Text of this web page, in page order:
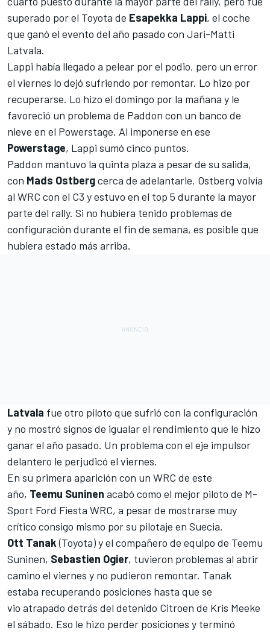
superado por el Toyota de Esapekka Lappi, el coche
que ganó el evento del año pasado con Jari-Matti
Latvala.
Lappi había llegado a pelear por el podio, pero un error
el viernes lo dejó sufriendo por remontar. Lo hizo por
recuperarse. Lo hizo el domingo por la mañana y le
favoreció un problema de Paddon con un banco de
nieve en el Powerstage. Al imponerse en ese
Powerstage, Lappi sumó cinco puntos.
Paddon mantuvo la quinta plaza a pesar de su salida,
con Mads Ostbergcerca de adelantarle. Ostberg volvía
al WRC con el C3 y estuvo en el top 5 durante la mayor
parte del rally. Si no hubiera tenido problemas de
configuración durante el fin de semana, es posible que
hubiera estado más arriba.
Latvala fue otro piloto que sufrió con la configuración
y no mostró signos de igualar el rendimiento que le hizo
ganar el año pasado. Un problema con el eje impulsor
delantero le perjudicó el viernes.
En su primera aparición con un WRC de este
año, Teemu Suninen acabó como el mejor piloto de M-
Sport Ford Fiesta WRC, a pesar de mostrarse muy
crítico consigo mismo por su pilotaje en Suecia.
Ott Tanak(Toyota) y el compañero de equipo de Teemu
Suninen, Sebastien Ogier, tuvieron problemas al abrir
camino el viernes y no pudieron remontar. Tanak
estaba recuperando posiciones hasta que se
vio atrapado detrás del detenido Citroen de Kris Meeke
el sábado. Eso le hizo perder posiciones y terminó